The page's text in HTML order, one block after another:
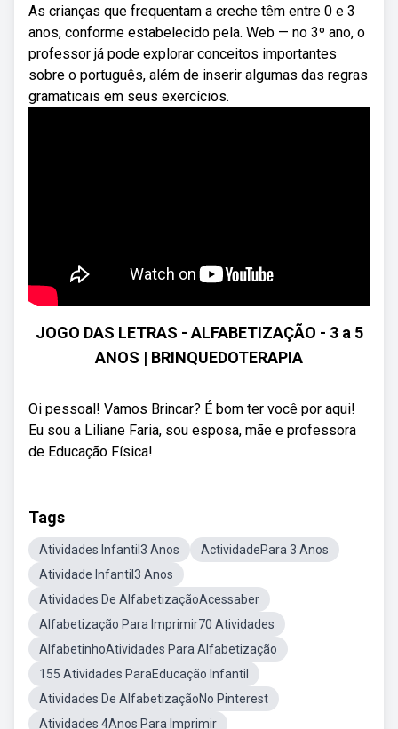
As crianças que frequentam a creche têm entre 0 e 3
anos, conforme estabelecido pela. Web — no 3º ano, o
professor já pode explorar conceitos importantes
sobre o português, além de inserir algumas das regras
gramaticais em seus exercícios.
JOGO DAS LETRAS - ALFABETIZAÇÃO - 3 a 5
ANOS | BRINQUEDOTERAPIA
Oi pessoal! Vamos Brincar? É bom ter você por aqui!
Eu sou a Liliane Faria, sou esposa, mãe e professora
de Educação Física!
Tags
Atividades Infantil3 Anos
ActividadePara 3 Anos
Atividade Infantil3 Anos
Atividades De AlfabetizaçãoAcessaber
Alfabetização Para Imprimir70 Atividades
AlfabetinhoAtividades Para Alfabetização
155 Atividades ParaEducação Infantil
Atividades De AlfabetizaçãoNo Pinterest
Atividades 4Anos Para Imprimir